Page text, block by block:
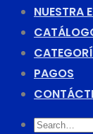
NUESTRA
PAGOS
Search